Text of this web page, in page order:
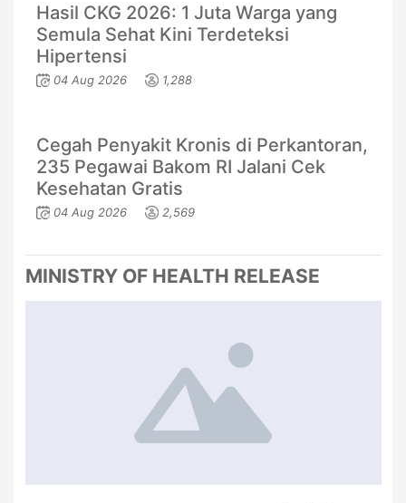
Hasil CKG 2026: 1 Juta Warga yang
Semula Sehat Kini Terdeteksi
Hipertensi
04 Aug 2026 1,288
Cegah Penyakit Kronis di Perkantoran,
235 Pegawai Bakom RI Jalani Cek
Kesehatan Gratis
04 Aug 2026 2,569
MINISTRY OF HEALTH RELEASE